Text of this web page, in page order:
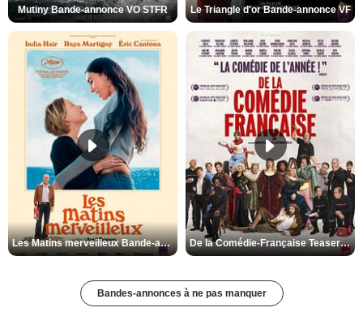
Mutiny Bande-annonce VO STFR Le Triangle d'or Bande-annonce VF
Les Matins merveilleux Bande-annonce VF De la Comédie-Française Teaser VF
Bandes-annonces à ne pas manquer